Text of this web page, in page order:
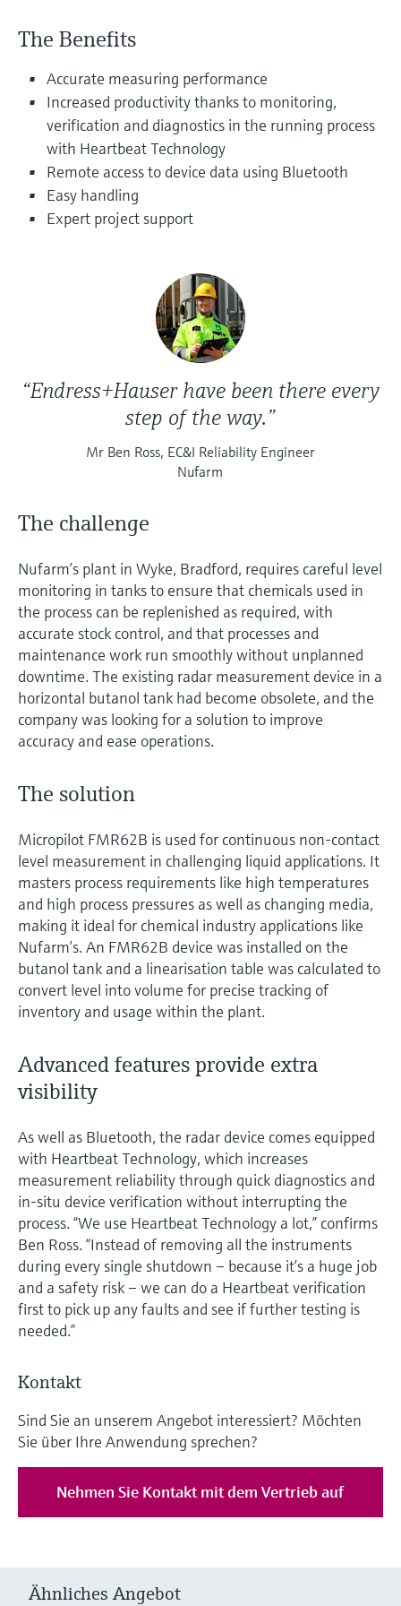
Device Viewer
Dokumente finden
Ersatzteilsuche
Ersatzteile anhand von Produktwurzel,
Bestellcode oder Seriennummer finden
Alle ansehen
Aluminium & Chromat
Prozessphotometer
Mikrowellentransmission
Memosens-Technologie
Alle ansehen
The Benefits
Accurate measuring performance
Increased productivity thanks to monitoring,
verification and diagnostics in the running process
with Heartbeat Technology
Remote access to device data using Bluetooth
Easy handling
Expert project support
“Endress+Hauser have been there every
step of the way.”
Mr Ben Ross, EC&I Reliability Engineer
Nufarm
The challenge
Nufarm’s plant in Wyke, Bradford, requires careful level
monitoring in tanks to ensure that chemicals used in
the process can be replenished as required, with
accurate stock control, and that processes and
maintenance work run smoothly without unplanned
downtime. The existing radar measurement device in a
horizontal butanol tank had become obsolete, and the
company was looking for a solution to improve
accuracy and ease operations.
The solution
Micropilot FMR62B is used for continuous non-contact
level measurement in challenging liquid applications. It
masters process requirements like high temperatures
and high process pressures as well as changing media,
making it ideal for chemical industry applications like
Nufarm’s. An FMR62B device was installed on the
butanol tank and a linearisation table was calculated to
convert level into volume for precise tracking of
inventory and usage within the plant.
Advanced features provide extra
visibility
As well as Bluetooth, the radar device comes equipped
with Heartbeat Technology, which increases
measurement reliability through quick diagnostics and
in-situ device verification without interrupting the
process. “We use Heartbeat Technology a lot,” confirms
Ben Ross. “Instead of removing all the instruments
during every single shutdown – because it’s a huge job
and a safety risk – we can do a Heartbeat verification
first to pick up any faults and see if further testing is
needed.”
Kontakt
Sind Sie an unserem Angebot interessiert? Möchten
Sie über Ihre Anwendung sprechen?
Nehmen Sie Kontakt mit dem Vertrieb auf
Ähnliches Angebot